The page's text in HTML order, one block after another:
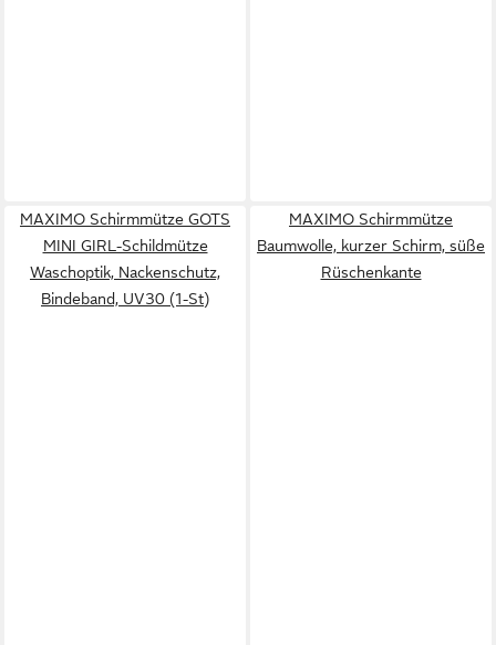
MAXIMO Schirmmütze GOTS
MINI GIRL-Schildmütze
Waschoptik, Nackenschutz,
Bindeband, UV30 (1-St)
MAXIMO Schirmmütze
Baumwolle, kurzer Schirm, süße
Rüschenkante